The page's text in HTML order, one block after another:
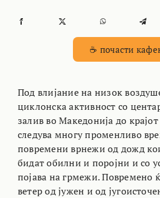
☕ почасти
Под влијание на низок
циклонска активност со
залив во Македонија до
следува многу променливо
повремени врнежи од дожд
бидат обилни и поројни и со
појава на грмежи. Повремено
ветер од јужен и од